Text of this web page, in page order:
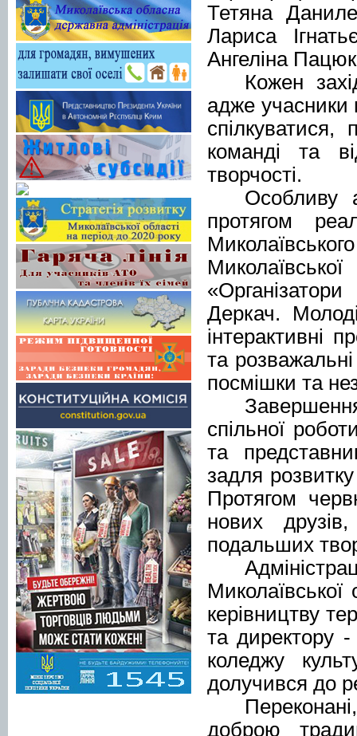
Тетяна
Лариса
Ангеліна Пацюк
Кожен
адже
спілкуватися,
команді та
творчості.
Особливу
протягом
Деркач.
інтерактивні
та
посмішки та
спільної
та
задля
Протягом
нових
подальших
керівництву
та директору
коледжу
долучився до
П
доброю